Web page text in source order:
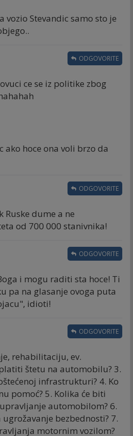
vozio Stevandic samo sto je
ce se iz politike zbog
ODGOVORITE
ako hoce ona voli brzo da
Ruske dume a ne
od 700 000 stanivnika!
ODGOVORITE
i mogu raditi sta hoce! Ti
pa na glasanje ovoga puta
idioti!
ODGOVORITE
rehabilitaciju, ev.
štetu na automobilu? 3.
infrastrukturi? 4. Ko
pomoć? 5. Kolika će biti
automobilom? 6.
bezbednosti? 7.
motornim vozilom?
ODGOVORITE